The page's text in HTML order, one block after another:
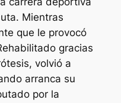
Mientras
que le provocó
gracias
volvió a
arranca su
por la